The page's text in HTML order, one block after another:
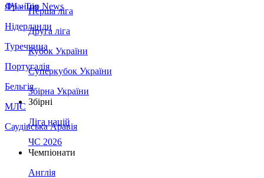
Франція
Нідерланди
Туреччина
Португалія
Бельгія
МЛС
Саудівська Аравія
ЛЧ - Top News
Перша ліга
Друга ліга
Кубок України
Суперкубок України
Збірна України
Збірні
Ліга націй
ЧС 2026
Чемпіонати
Англія